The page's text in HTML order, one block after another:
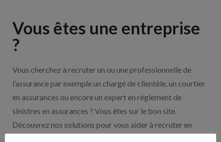
Vous êtes une entreprise
?
Vous cherchez à recruter un ou une professionnelle de
l’assurance par exemple un chargé de clientèle, un courtier
en assurances ou encore un expert en règlement de
sinistres en assurances ? Vous êtes sur le bon site.
Découvrez nos solutions pour vous aider à recruter en